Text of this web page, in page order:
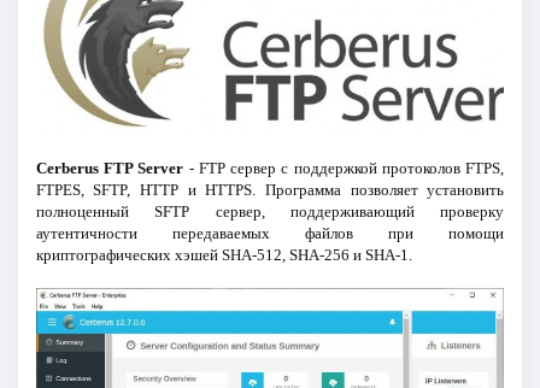
Cerberus FTP Server - FTP сервер с поддержкой протоколов FTPS,
FTPES, SFTP, HTTP и HTTPS. Программа позволяет установить
полноценный SFTP сервер, поддерживающий проверку
аутентичности передаваемых файлов при помощи
криптографических хэшей SHA-512, SHA-256 и SHA-1.